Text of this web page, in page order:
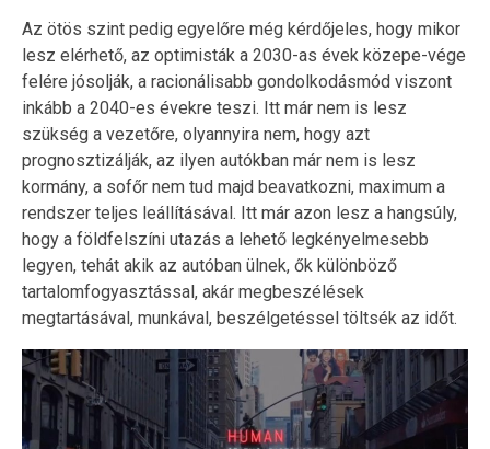
Az ötös szint pedig egyelőre még kérdőjeles, hogy mikor
lesz elérhető, az optimisták a 2030-as évek közepe-vége
felére jósolják, a racionálisabb gondolkodásmód viszont
inkább a 2040-es évekre teszi. Itt már nem is lesz
szükség a vezetőre, olyannyira nem, hogy azt
prognosztizálják, az ilyen autókban már nem is lesz
kormány, a sofőr nem tud majd beavatkozni, maximum a
rendszer teljes leállításával. Itt már azon lesz a hangsúly,
hogy a földfelszíni utazás a lehető legkényelmesebb
legyen, tehát akik az autóban ülnek, ők különböző
tartalomfogyasztással, akár megbeszélések
megtartásával, munkával, beszélgetéssel töltsék az időt.